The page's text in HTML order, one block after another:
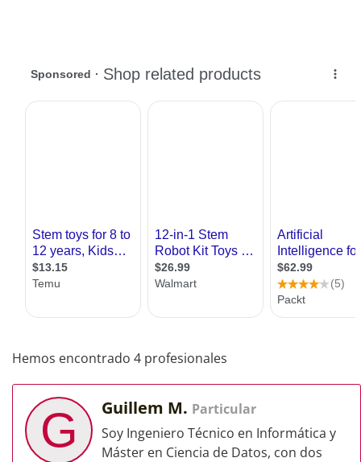
Hemos encontrado 4 profesionales
G Guillem M. Particular
Soy Ingeniero Técnico en Informática y
Máster en Ciencia de Datos, con dos